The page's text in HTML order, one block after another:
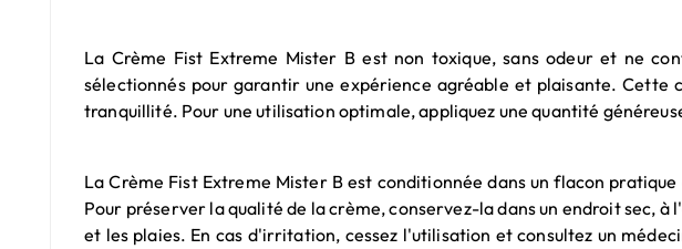
La Crème Fist Extreme Mister B est non toxique, sans odeur et ne
sélectionnés pour garantir une expérience agréable et plaisante.
tranquillité. Pour une utilisation optimale, appliquez une quantité
La Crème Fist Extreme Mister B est conditionnée dans un flacon
Pour préserver la qualité de la crème, conservez-la dans un endroit sec,
et les plaies. En cas d'irritation, cessez l'utilisation et consultez un